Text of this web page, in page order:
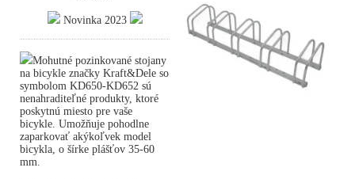
Novinka 2023
Mohutné pozinkované stojany
na bicykle značky Kraft&Dele so
symbolom KD650-KD652 sú
nenahraditeľné produkty, ktoré
poskytnú miesto pre vaše
bicykle. Umožňuje pohodlne
zaparkovať akýkoľvek model
bicykla, o šírke plášťov 35-60
mm.